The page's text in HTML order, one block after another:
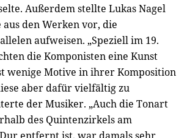
Außerdem stellte Lukas Nagel
den Werken vor, die
aufweisen. „Speziell im 19.
die Komponisten eine Kunst
wenige Motive in ihrer Komposition
aber dafür vielfältig zu
der Musiker. „Auch die Tonart
des Quintenzirkels am